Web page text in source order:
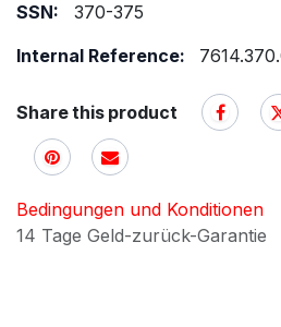
SSN:
370-375
Internal Reference:
Share this product
Bedingungen und Konditionen
14 Tage Geld-zurück-Garantie